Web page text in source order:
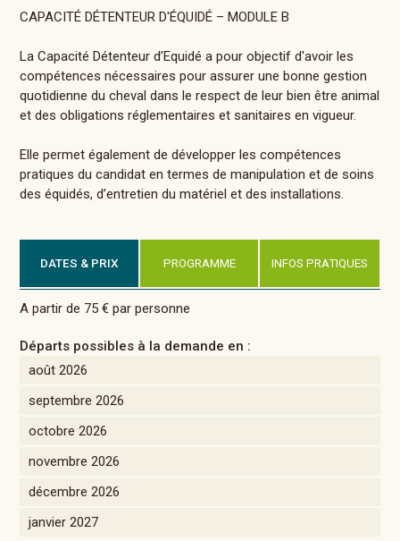
CAPACITÉ DÉTENTEUR D'ÉQUIDÉ – MODULE B
La Capacité Détenteur d’Equidé a pour objectif d'avoir les
compétences nécessaires pour assurer une bonne gestion
quotidienne du cheval dans le respect de leur bien être animal
et des obligations réglementaires et sanitaires en vigueur.
Elle permet également de développer les compétences
pratiques du candidat en termes de manipulation et de soins
des équidés, d’entretien du matériel et des installations.
DATES & PRIX PROGRAMME INFOS PRATIQUES
A partir de 75 € par personne
Départs possibles à la demande en :
août 2026
septembre 2026
octobre 2026
novembre 2026
décembre 2026
janvier 2027